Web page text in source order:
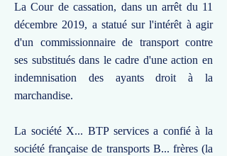
La Cour de cassation, dans un arrêt du 11
décembre 2019, a statué sur l'intérêt à agir
d'un commissionnaire de transport contre
ses substitués dans le cadre d'une action en
indemnisation des ayants droit à la
marchandise.
La société X... BTP services a confié à la
société française de transports B... frères (la